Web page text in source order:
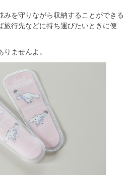
みを守りながら収納することができる
旅行先などに持ち運びたいときに便
ませんよ。